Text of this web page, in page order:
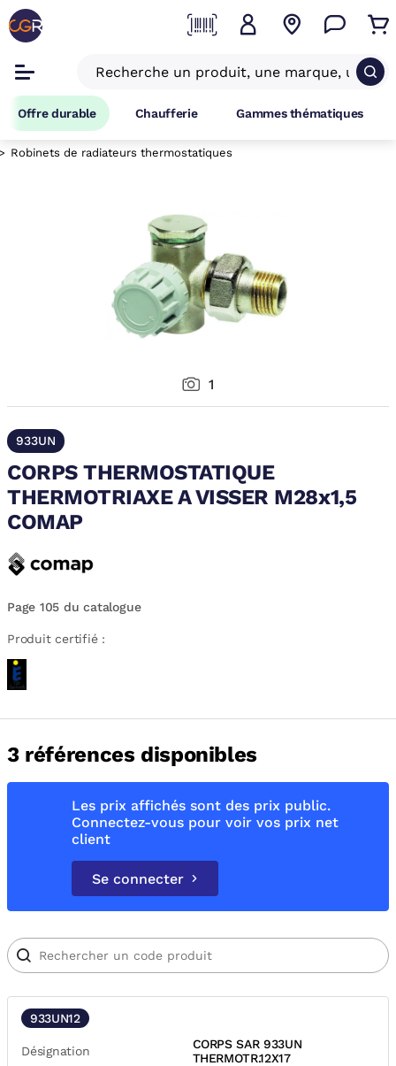
Offre durable Chaufferie Gammes thématiques
Robinets de radiateurs thermostatiques
1
933UN
CORPS THERMOSTATIQUE
THERMOTRIAXE A VISSER M28x1,5
COMAP
Page 105 du catalogue
Produit certifié :
3 références disponibles
Les prix affichés sont des prix public.
Connectez-vous pour voir vos prix net
client
Se connecter
933UN12
Désignation
CORPS SAR 933UN
THERMOTR.12X17